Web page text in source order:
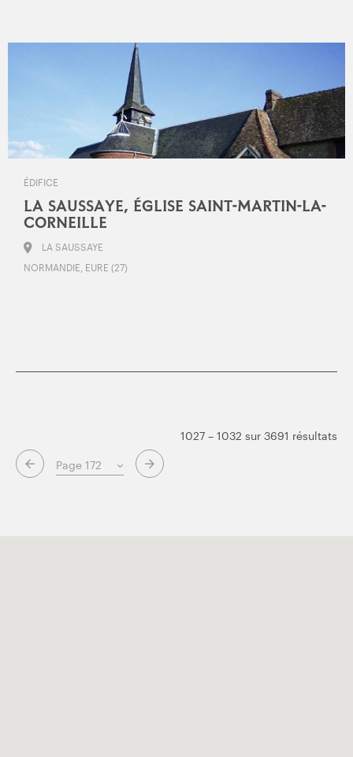
ÉDIFICE
LA SAUSSAYE, ÉGLISE SAINT-MARTIN-LA-
CORNEILLE
LA SAUSSAYE
NORMANDIE, EURE (27)
Page suivante
1027 – 1032 sur 3691 résultats